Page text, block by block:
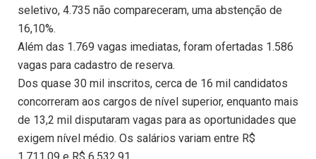
seletivo, 4.735 não compareceram, uma abstenção de
16,10%.
Além das 1.769 vagas imediatas, foram ofertadas 1.586
vagas para cadastro de reserva.
Dos quase 30 mil inscritos, cerca de 16 mil candidatos
concorreram aos cargos de nível superior, enquanto mais
de 13,2 mil disputaram vagas para as oportunidades que
exigem nível médio. Os salários variam entre R$